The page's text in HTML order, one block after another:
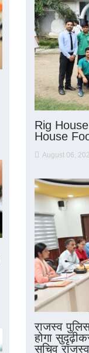
Rig
House
August 06,
राजस्व
होगा
सचिव